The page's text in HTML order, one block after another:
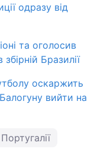
одразу від
та оголосив
Бразилії
оскаржить
вийти на